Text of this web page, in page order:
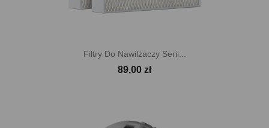
Filtry Do Nawilżaczy Serii...
89,00 zł